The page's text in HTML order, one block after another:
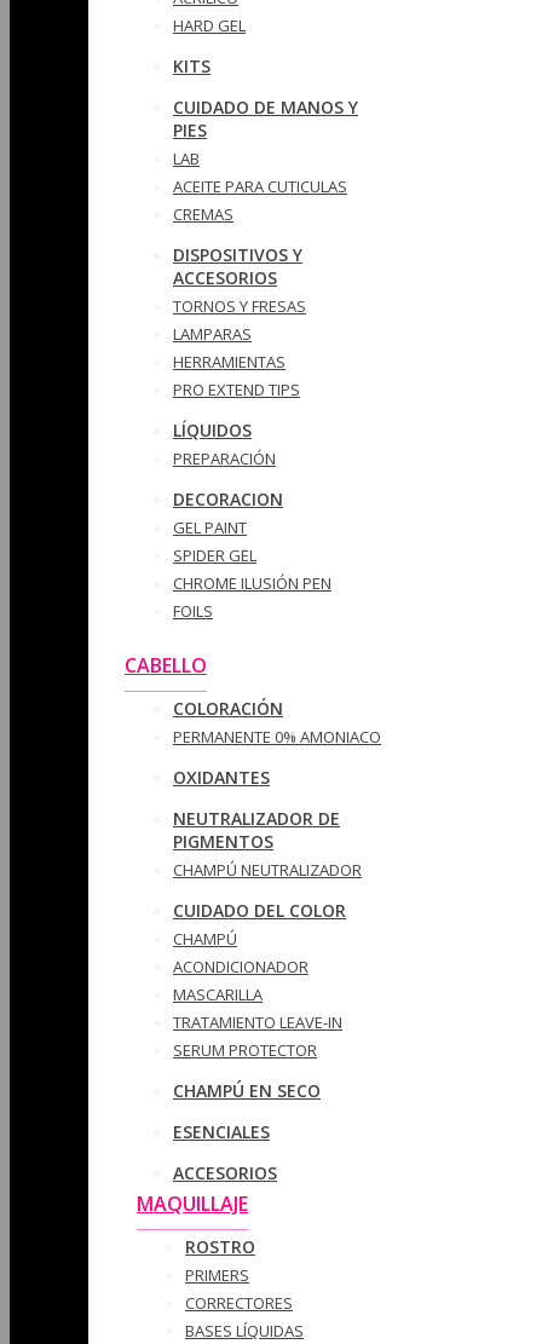
HARD GEL
KITS
CUIDADO DE MANOS Y
PIES
LAB
ACEITE PARA CUTICULAS
CREMAS
DISPOSITIVOS Y
ACCESORIOS
TORNOS Y FRESAS
LAMPARAS
HERRAMIENTAS
PRO EXTEND TIPS
LÍQUIDOS
PREPARACIÓN
DECORACION
GEL PAINT
SPIDER GEL
CHROME ILUSIÓN PEN
FOILS
CABELLO
COLORACIÓN
PERMANENTE 0% AMONIACO
OXIDANTES
NEUTRALIZADOR DE
PIGMENTOS
CHAMPÚ NEUTRALIZADOR
CUIDADO DEL COLOR
CHAMPÚ
ACONDICIONADOR
MASCARILLA
TRATAMIENTO LEAVE-IN
SERUM PROTECTOR
CHAMPÚ EN SECO
ESENCIALES
ACCESORIOS
MAQUILLAJE
ROSTRO
PRIMERS
CORRECTORES
BASES LÍQUIDAS